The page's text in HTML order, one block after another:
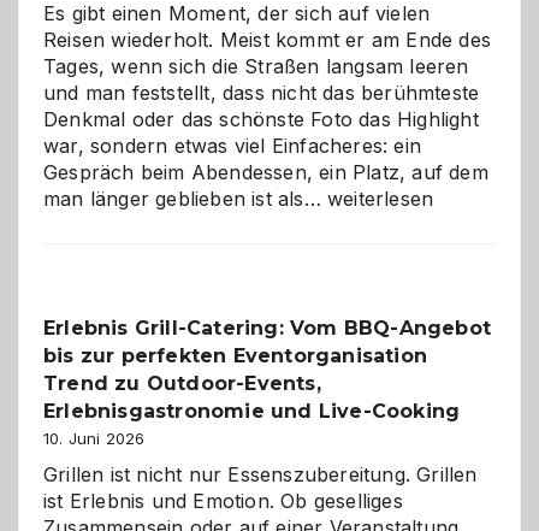
Es gibt einen Moment, der sich auf vielen
Reisen wiederholt. Meist kommt er am Ende des
Tages, wenn sich die Straßen langsam leeren
und man feststellt, dass nicht das berühmteste
Denkmal oder das schönste Foto das Highlight
war, sondern etwas viel Einfacheres: ein
Gespräch beim Abendessen, ein Platz, auf dem
man länger geblieben ist als… Als
Gelegenheit,
neue
zu
weiterlesen
Erlebnis Grill-Catering: Vom BBQ-Angebot
bis zur perfekten Eventorganisation
Trend zu Outdoor-Events,
Erlebnisgastronomie und Live-Cooking
10. Juni 2026
Grillen ist nicht nur Essenszubereitung. Grillen
ist Erlebnis und Emotion. Ob geselliges